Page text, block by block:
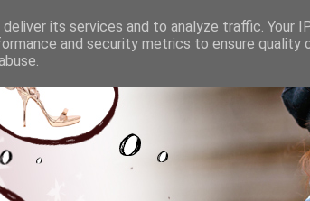
its services and to analyze traffic. Your
and security metrics to ensure quality